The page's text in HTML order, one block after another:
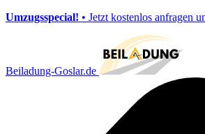
Umzugsspecial! • Jetzt kostenlos anfragen
Beiladung-Goslar.de